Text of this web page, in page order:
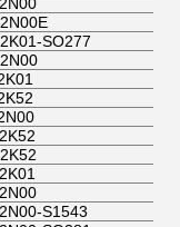
SO277
S1543